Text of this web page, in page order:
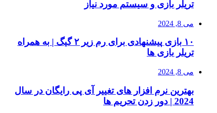
تریلر بازی و سیستم مورد نیاز
می 8, 2024
۱۰ بازی پیشنهادی برای رم زیر ۲ گیگ | به همراه
تریلر بازی ها
می 8, 2024
بهترین نرم افزار های تغییر آی پی رایگان در سال
2024 | دور زدن تحریم ها